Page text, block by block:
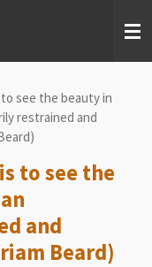
see the beauty in
restrained and
to see the
and
Beard)